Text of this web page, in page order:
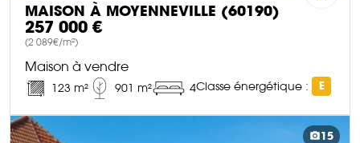
MAISON À MOYENNEVILLE (60190)
257 000 €
(2 089€/m²)
Maison à vendre
123 m² 901 m² 4Classe énergétique : E
DÉCOUVRIR CE BIEN
15